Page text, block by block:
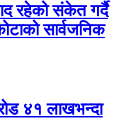
रहेको संकेत गर्दै
सार्वजनिक
४१ लाखभन्दा